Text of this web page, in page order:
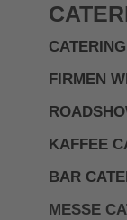
FIRMEN
KAFFEE
BAR
MESSE